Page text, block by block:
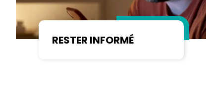
RESTER INFORMÉ